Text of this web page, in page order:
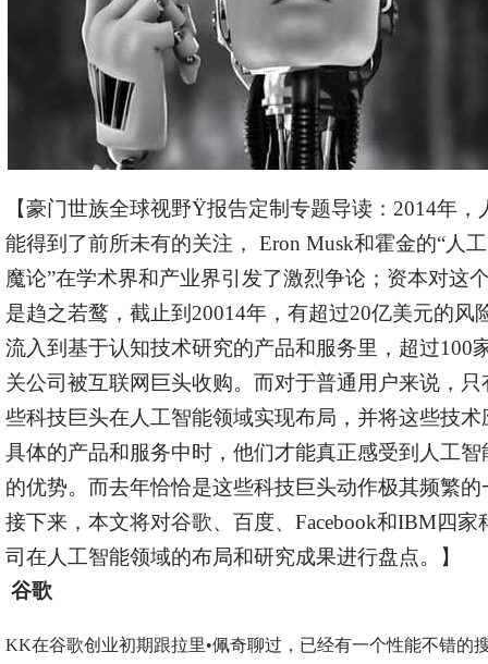
【豪门世族全球视野Ÿ报告定制专题导读：2014年，
能得到了前所未有的关注， Eron Musk和霍金的“人
魔论”在学术界和产业界引发了激烈争论；资本对这
是趋之若鹜，截止到20014年，有超过20亿美元的风
流入到基于认知技术研究的产品和服务里，超过100
关公司被互联网巨头收购。而对于普通用户来说，只
些科技巨头在人工智能领域实现布局，并将这些技术
具体的产品和服务中时，他们才能真正感受到人工智
的优势。而去年恰恰是这些科技巨头动作极其频繁的
接下来，本文将对谷歌、百度、Facebook和IBM四家
司在人工智能领域的布局和研究成果进行盘点。】
谷歌
KK在谷歌创业初期跟拉里•佩奇聊过，已经有一个性能不错的